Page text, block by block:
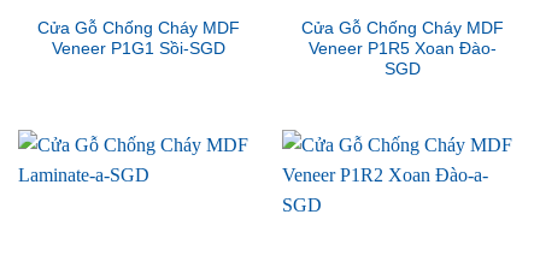
Cửa Gỗ Chống Cháy MDF
Veneer P1G1 Sồi-SGD
Cửa Gỗ Chống Cháy MDF
Veneer P1R5 Xoan Đào-
SGD